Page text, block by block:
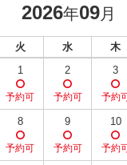
2026年09月
火 水 木
1
2 3
8 9 10